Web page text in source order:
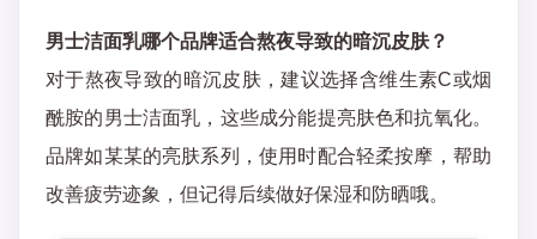
男士洁面乳哪个品牌适合熬夜导致的暗沉皮肤？
对于熬夜导致的暗沉皮肤，建议选择含维生素C或烟
酰胺的男士洁面乳，这些成分能提亮肤色和抗氧化。
品牌如某某的亮肤系列，使用时配合轻柔按摩，帮助
改善疲劳迹象，但记得后续做好保湿和防晒哦。